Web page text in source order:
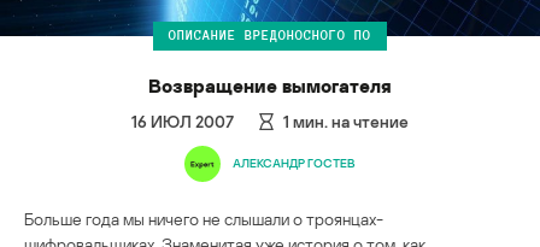
ОПИСАНИЕ ВРЕДОНОСНОГО ПО
Возвращение вымогателя
16 ИЮЛ 2007 1 мин. на чтение
АЛЕКСАНДР ГОСТЕВ
Больше года мы ничего не слышали о троянцах-